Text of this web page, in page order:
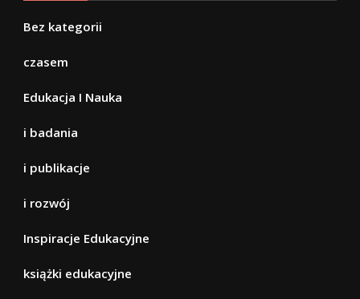
Bez kategorii
czasem
Edukacja I Nauka
i badania
i publikacje
i rozwój
Inspiracje Edukacyjne
książki edukacyjne